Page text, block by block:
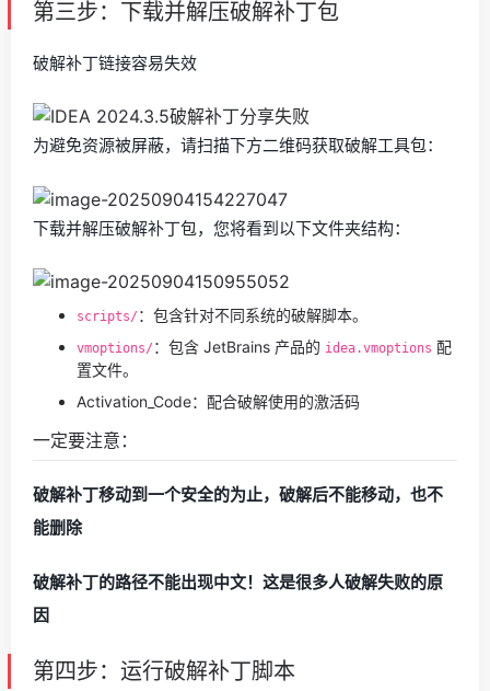
第三步：下载并解压破解补丁包
破解补丁链接容易失效
为避免资源被屏蔽，请扫描下方二维码获取破解工具包：
下载并解压破解补丁包，您将看到以下文件夹结构：
scripts/ ：包含针对不同系统的破解脚本。
vmoptions/ ：包含 JetBrains 产品的 idea.vmoptions 配
置文件。
Activation_Code：配合破解使用的激活码
一定要注意：
破解补丁移动到一个安全的为止，破解后不能移动，也不
能删除
破解补丁的路径不能出现中文！这是很多人破解失败的原
因
第四步：运行破解补丁脚本